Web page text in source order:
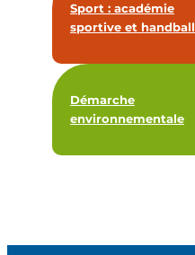
Sport : académie
sportive et handball
Démarche
environnementale